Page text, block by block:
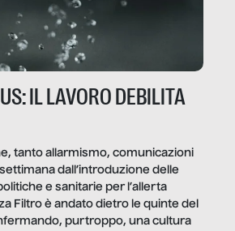
IL LAVORO DEBILITA
tanto allarmismo, comunicazioni
dall’introduzione delle
e sanitarie per l’allerta
Filtro è andato dietro le quinte del
purtroppo, una cultura